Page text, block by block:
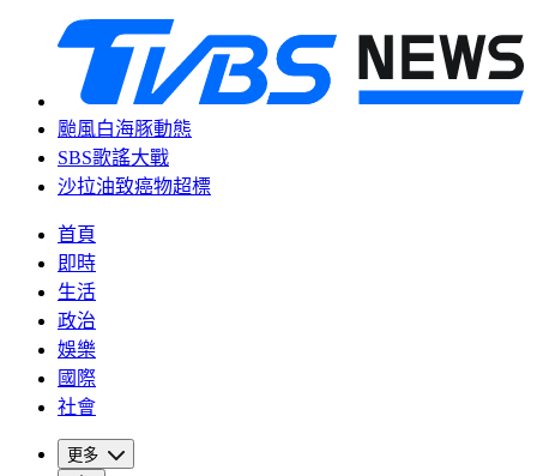
颱風白海豚動態
SBS歌謠大戰
沙拉油致癌物超標
首頁
即時
生活
政治
娛樂
國際
社會
更多